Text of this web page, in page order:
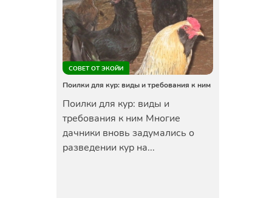
СОВЕТ ОТ ЭКОЙИ
Поилки для кур: виды и требования к ним
Поилки для кур: виды и
требования к ним Многие
дачники вновь задумались о
разведении кур на...